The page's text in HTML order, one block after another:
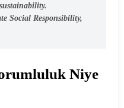
Social Responsibility,
Niye